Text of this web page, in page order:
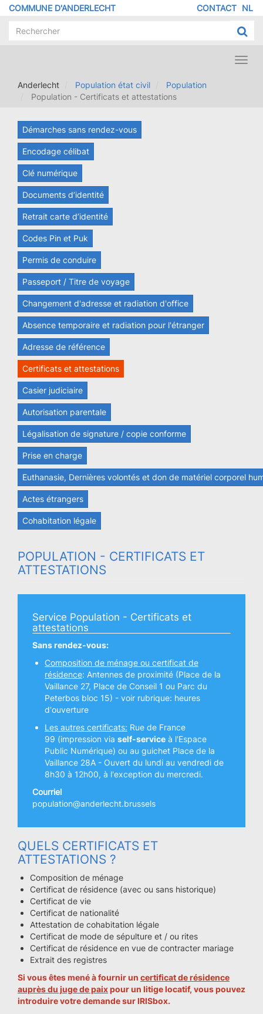
Aller
contenu
COMMUNE D'ANDERLECHT NL
DE
CONTACT
Anderlecht
Population état civil
Population
Population - Certificats et attestations
Démarches sans rendez-vous
Encodage célibat
Clé numérique
Documents d’identité
Retrait carte d’identité
Codes Pin et Puk
Permis de conduire
Passeport / Titre de voyage
Changement d'adresse et radiation d'office
Absence temporaire et radiation pour l'étranger
Adresse de référence
Certificats et attestations
Casier judiciaire
Autorisation parentale
Légalisation de signature / copie conforme
Prise en charge
Euthanasie, Dernières volontés et don de matériel corporel
Actes étrangers
Cohabitation légale
POPULATION - CERTIFICATS ET
ATTESTATIONS
Service Population - Certificats et
attestations
Sans rendez-vous:
Composition de ménage ou certificat de
résidence: Antennes de proximité (Place de la
Vaillance 27, Place de Conseil 1 ou Parc du
Peterbos bloc 15) - voir rubrique: heures
d'ouverture
Les autres certificats: Rue de France
99 (impression via self-service à l'Espace
Public Numérique) ou au guichet Place de la
Vaillance 28A - Ouvert du lundi au vendredi de
8h30 à 12h00, à l'exception du mercredi.
Courriel
population@anderlecht.brussels
QUELS CERTIFICATS ET
ATTESTATIONS ?
Composition de ménage
Certificat de résidence (avec ou sans historique)
Certificat de vie
Certificat de nationalité
Attestation de cohabitation légale
Certificat de mode de sépulture et / ou rites
Certificat de résidence en vue de contracter mariage
Extrait des registres
Si vous êtes mené à fournir un certificat de résidence
auprès du juge de paixpour un litige locatif, vous pouvez
introduire votre demande sur IRISbox.